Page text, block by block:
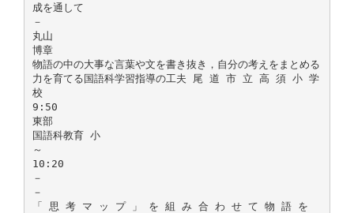
成を通して
－
丸山
博章
物語の中の大事な言葉や文を書き抜き，自分の考えをまとめる
力を育てる国語科学習指導の工夫 尾 道 市 立 高 須 小 学
校
9:50
東部
国語科教育 小
～
10:20
－
－
「 思 考 マ ッ プ 」 を 組 み 合 わ せ て 物 語 を